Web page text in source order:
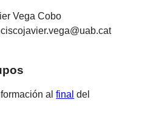
Vega Cobo
alfinal del